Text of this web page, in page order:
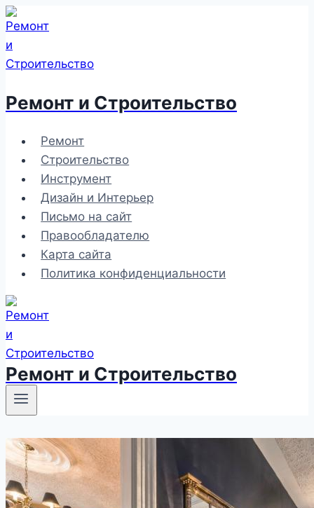
Перейти
к
содержимому
Ремонт и Строительство
Ремонт
Строительство
Инструмент
Дизайн и Интерьер
Письмо на сайт
Правообладателю
Карта сайта
Политика конфиденциальности
Ремонт и Строительство